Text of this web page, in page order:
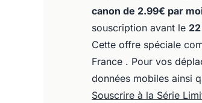
canon de 2.99€ par
souscription avant le
Cette offre spéciale
France . Pour vos
données mobiles ainsi
Souscrire à la Série